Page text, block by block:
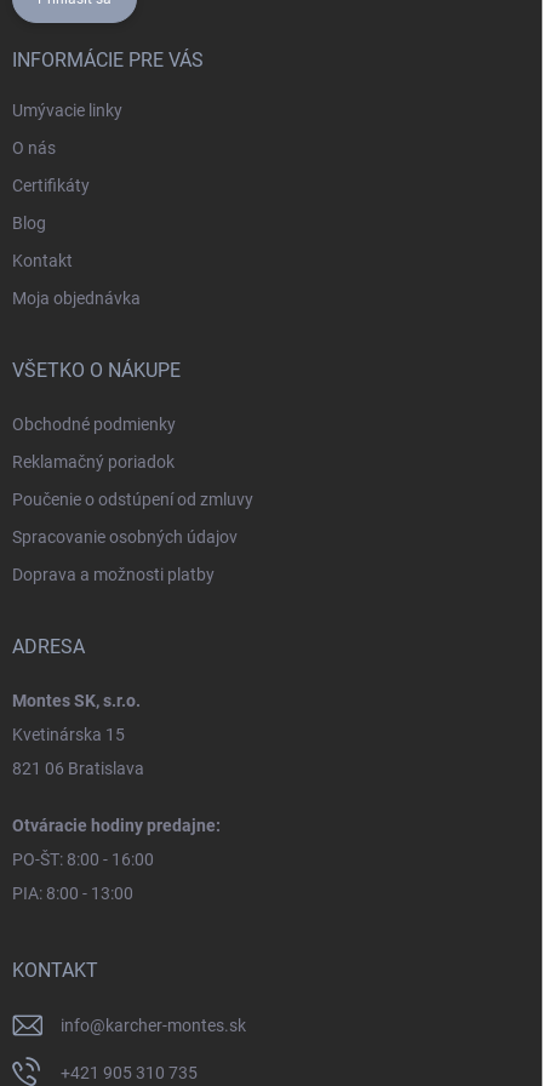
INFORMÁCIE PRE VÁS
Umývacie linky
O nás
Certifikáty
Blog
Kontakt
Moja objednávka
VŠETKO O NÁKUPE
Obchodné podmienky
Reklamačný poriadok
Poučenie o odstúpení od zmluvy
Spracovanie osobných údajov
Doprava a možnosti platby
ADRESA
Montes SK, s.r.o.
Kvetinárska 15
821 06 Bratislava
Otváracie hodiny predajne:
PO-ŠT: 8:00 - 16:00
PIA: 8:00 - 13:00
KONTAKT
info@karcher-montes.sk
+421 905 310 735